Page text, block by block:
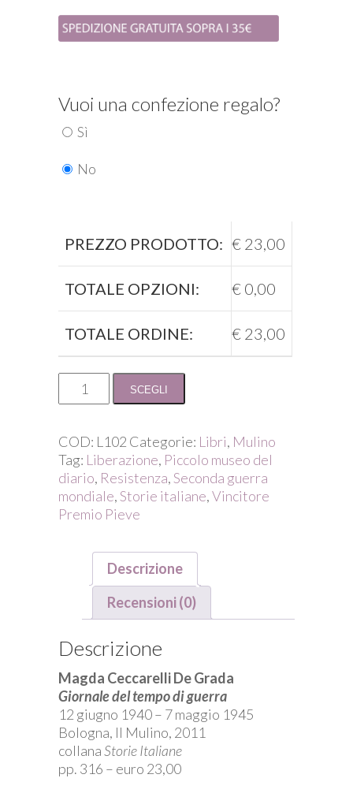
Vuoi una confezione regalo?
Sì
No
PREZZO PRODOTTO: € 23,00
TOTALE OPZIONI: € 0,00
TOTALE ORDINE: € 23,00
Magda
Ceccarelli
Grada
/
Giornale
del
tempo
quantità
SCEGLI
COD: L102 Categorie: Libri, Mulino
Tag: Liberazione, Piccolo museo del
diario, Resistenza,Seconda guerra
mondiale,Storie italiane,Vincitore
Premio Pieve
Descrizione
Recensioni (0)
Descrizione
Magda Ceccarelli De Grada
Giornale del tempo di guerra
12 giugno 1940 – 7 maggio 1945
Bologna, Il Mulino, 2011
collanaStorie Italiane
pp. 316 – euro 23,00